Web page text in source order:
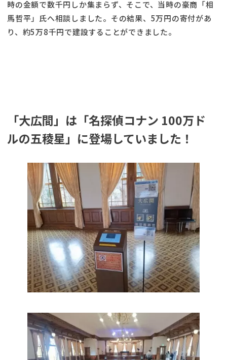
時の金額で数千円しか集まらず、そこで、当時の豪商「相
馬哲平」氏へ相談しました。その結果、5万円の寄付があ
り、約5万8千円で建設することができました。
「大広間」は「名探偵コナン 100万ド
ルの五稜星」に登場していました！